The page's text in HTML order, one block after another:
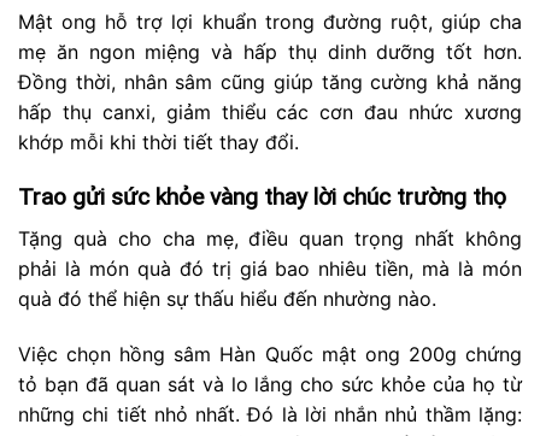
Mật ong hỗ trợ lợi khuẩn trong đường ruột, giúp cha
mẹ ăn ngon miệng và hấp thụ dinh dưỡng tốt hơn.
Đồng thời, nhân sâm cũng giúp tăng cường khả năng
hấp thụ canxi, giảm thiểu các cơn đau nhức xương
khớp mỗi khi thời tiết thay đổi.
Trao gửi sức khỏe vàng thay lời chúc trường thọ
Tặng quà cho cha mẹ, điều quan trọng nhất không
phải là món quà đó trị giá bao nhiêu tiền, mà là món
quà đó thể hiện sự thấu hiểu đến nhường nào.
Việc chọn hồng sâm Hàn Quốc mật ong 200g chứng
tỏ bạn đã quan sát và lo lắng cho sức khỏe của họ từ
những chi tiết nhỏ nhất. Đó là lời nhắn nhủ thầm lặng: